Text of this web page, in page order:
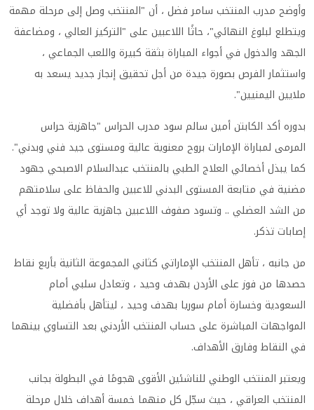
وأوضح مدرب المنتخب سامر فضل ، أن "المنتخب وصل إلى مرحلة مهمة
ويتطلع لبلوغ النهائي"، حاثًا اللاعبين على "التركيز العالي ، ومضاعفة
الجهد والدخول في أجواء المباراة بثقة كبيرة واللعب الجماعي ،
واستثمار الفرص بصورة جيدة من أجل تحقيق إنجاز جديد يسعد به
ملايين اليمنيين".
بدوره أكد الكابتن أمين سالم سود مدرب الحراس "جاهزية حراس
المرمى لمباراة الإمارات بروح معنوية عالية ومستوى جيد فني وبدني".
كما يبذل أخصائي العلاج الطبي بالمنتخب عبدالسلام الاصبحي جهود
مضنية في متابعة المستوى البدني للاعبين والحفاظ على سلامتهم
من الشد العضلي .. وتسود صفوف اللاعبين جاهزية عالية ولا توجد أي
إصابات تذكر.
من جانبه ، تأهل المنتخب الإماراتي كثاني المجموعة الثانية بأربع نقاط
حصدها من فوز على الأردن بهدف وحيد ، وتعادل سلبي أمام
السعودية وخسارة أمام سوريا بهدف وحيد ، ليتأهل بأفضلية
المواجهات المباشرة على حساب المنتخب الأردني بعد التساوي بينهما
في النقاط وفارق الأهداف.
ويعتبر المنتخب الوطني للناشئين الأقوى هجومًا في البطولة بجانب
المنتخب العراقي ، حيث سجّل كل منهما خمسة أهداف خلال مرحلة